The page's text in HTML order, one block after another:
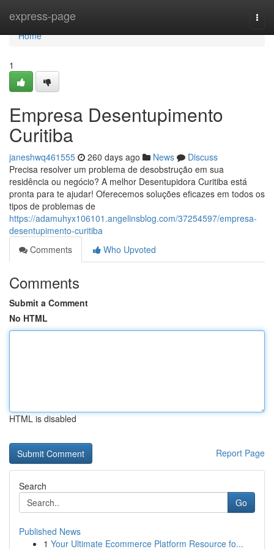
express-page
Home
Home
1
Empresa Desentupimento
Curitiba
janeshwq461555 260 days ago News
Discuss
Precisa resolver um problema de desobstrução em sua
residência ou negócio? A melhor Desentupidora Curitiba está
pronta para te ajudar! Oferecemos soluções eficazes em todos os
tipos de problemas de
https://adamuhyx106101.angelinsblog.com/37254597/empresa-
desentupimento-curitiba
Comments
Who Upvoted
Comments
Submit a Comment
No HTML
HTML is disabled
Report Page
Search
Go
Published News
1 Your Ultimate Ecommerce Platform Resource fo...